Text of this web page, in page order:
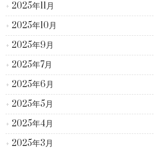
2025年11月
2025年10月
2025年9月
2025年7月
2025年6月
2025年5月
2025年4月
2025年3月